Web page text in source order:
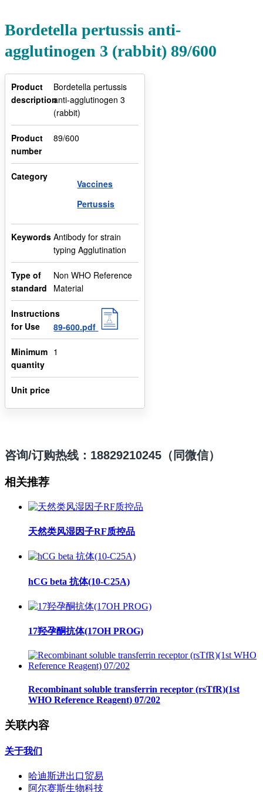
Bordetella pertussis anti-
agglutinogen 3 (rabbit) 89/600
Product
description
Bordetella pertussis
anti-agglutinogen 3
(rabbit)
Product
number
89/600
Category
Vaccines
Pertussis
Keywords Antibody for strain
typing Agglutination
Type of
standard
Non WHO Reference
Material
Instructions
for Use
89-600.pdf
Minimum
quantity
1
Unit price
咨询/订购热线：18829210245（同微信）
相关推荐
天然类风湿因子RF质控品
hCG beta 抗体(10-C25A)
17羟孕酮抗体(17OH PROG)
Recombinant soluble transferrin receptor (rsTfR)(1st
WHO Reference Reagent) 07/202
关联内容
关于我们
哈迪斯进出口贸易
阿尔赛斯生物科技